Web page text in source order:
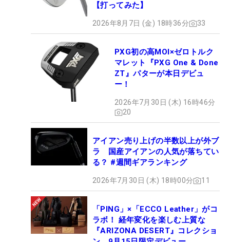
【打ってみた】
2026年8月7日 (金) 18時36分 33
PXG初の高MOI×ゼロトルク
マレット『PXG One & Done
ZT』パターが本日デビュ
ー！
2026年7月30日 (木) 16時46分
20
アイアン売り上げの半数以上が外ブ
ラ 国産アイアンの人気が落ちてい
る？ #週間ギアランキング
2026年7月30日 (木) 18時00分 11
「PING」×「ECCO Leather」がコ
ラボ！ 経年変化を楽しむ上質な
『ARIZONA DESERT』コレクショ